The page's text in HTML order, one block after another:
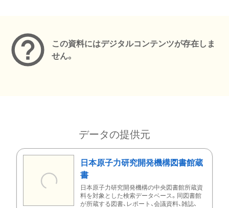
この資料にはデジタルコンテンツが存在しま
せん。
データの提供元
日本原子力研究開発機構図書館蔵
書
日本原子力研究開発機構の中央図書館所蔵資
料を対象とした検索データベース。同図書館
が所蔵する図書、レポート、会議資料、雑誌、